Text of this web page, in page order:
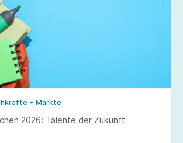
+ Märkte
2026: Talente der Zukunft